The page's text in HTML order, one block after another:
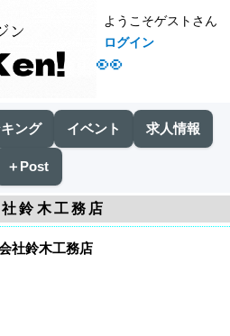
👀
ようこそゲストさん
ログイン
ング イベント 求人情報
＋Post
鈴木工務店
社鈴木工務店